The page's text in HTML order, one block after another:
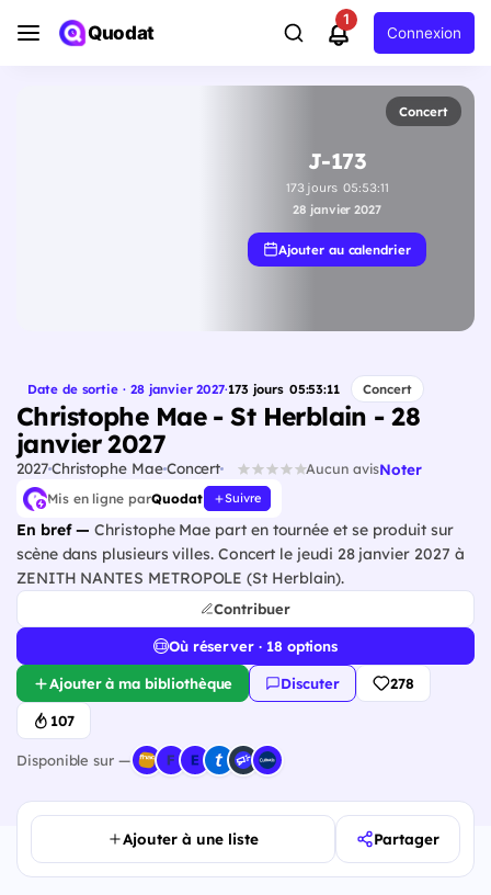
Quodat
1
Connexion
Concert
J-173
173jours 05:53:11
28 janvier 2027
Ajouter au calendrier
Date de sortie · 28 janvier 2027·173jours 05:53:11 Concert
Christophe Mae - St Herblain - 28
janvier 2027
2027Christophe MaeConcert Aucun avisNoter
Mis en ligne parQuodat Suivre
En bref — Christophe Mae part en tournée et se produit sur
scène dans plusieurs villes. Concert le jeudi 28 janvier 2027 à
ZENITH NANTES METROPOLE (St Herblain).
Contribuer
Où réserver · 18 options
Ajouter à ma bibliothèque Discuter 278
107
Disponible sur —
Ajouter à une liste Partager